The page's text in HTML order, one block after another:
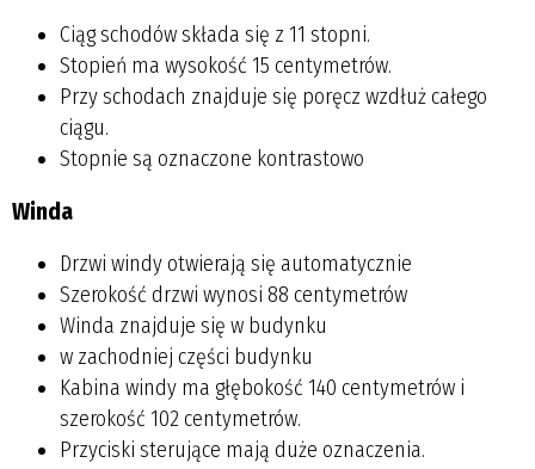
Ciąg schodów składa się z 11 stopni.
Stopień ma wysokość 15 centymetrów.
Przy schodach znajduje się poręcz wzdłuż całego
ciągu.
Stopnie są oznaczone kontrastowo
Winda
Drzwi windy otwierają się automatycznie
Szerokość drzwi wynosi 88 centymetrów
Winda znajduje się w budynku
w zachodniej części budynku
Kabina windy ma głębokość 140 centymetrów i
szerokość 102 centymetrów.
Przyciski sterujące mają duże oznaczenia.